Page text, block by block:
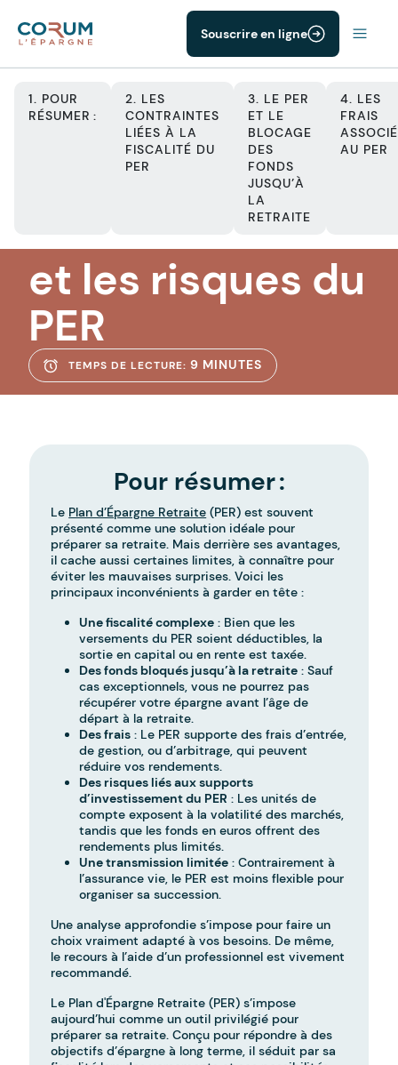
Souscrire en ligne
1. POUR
RÉSUMER :
2. LES
CONTRAINTES
LIÉES À LA
FISCALITÉ DU
PER
3. LE PER
ET LE
BLOCAGE
DES
FONDS
JUSQU’À
LA
RETRAITE
4. LES
FRAIS
AU PER
inconvénients
et les risques du
PER
TEMPS DE LECTURE: 9 MINUTES
Pour résumer :
Le Plan d’Épargne Retraite (PER) est souvent
présenté comme une solution idéale pour
préparer sa retraite. Mais derrière ses avantages,
il cache aussi certaines limites, à connaître pour
éviter les mauvaises surprises. Voici les
principaux inconvénients à garder en tête :
Une fiscalité complexe : Bien que les
versements du PER soient déductibles, la
sortie en capital ou en rente est taxée.
Des fonds bloqués jusqu’à la retraite : Sauf
cas exceptionnels, vous ne pourrez pas
récupérer votre épargne avant l’âge de
départ à la retraite.
Des frais : Le PER supporte des frais d’entrée,
de gestion, ou d’arbitrage, qui peuvent
réduire vos rendements.
Des risques liés aux supports
d’investissement du PER : Les unités de
compte exposent à la volatilité des marchés,
tandis que les fonds en euros offrent des
rendements plus limités.
Une transmission limitée : Contrairement à
l’assurance vie, le PER est moins flexible pour
organiser sa succession.
Une analyse approfondie s’impose pour faire un
choix vraiment adapté à vos besoins. De même,
le recours à l’aide d’un professionnel est vivement
recommandé.
Le Plan d'Épargne Retraite (PER) s’impose
aujourd’hui comme un outil privilégié pour
préparer sa retraite. Conçu pour répondre à des
objectifs d’épargne à long terme, il séduit par sa